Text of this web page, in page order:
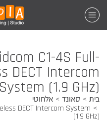
C1-4S Full-
DECT Intercom
System (1.9 GHz)
בית סאונד
אלחוטי
DECT Intercom System
(1.9 GHz)